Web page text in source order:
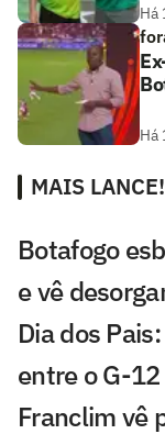
Há
Há
MAIS LANCE!
Botafogo
e vê
Dia dos
entre o G-
Franclim vê